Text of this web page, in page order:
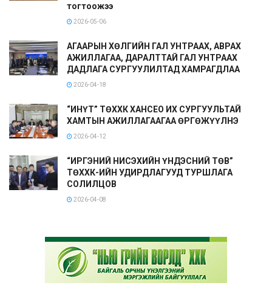
тогтоожээ
2026-05-06
АГААРЫН ХӨЛГИЙН ГАЛ УНТРААХ, АВРАХ
АЖИЛЛАГАА, ДАРАЛТТАЙ ГАЛ УНТРААХ
ДАДЛАГА СУРГУУЛИЛТАД ХАМРАГДЛАА
2026-04-18
“ИНҮТ” ТӨХХК ХАНСЕО ИХ СУРГУУЛЬТАЙ
ХАМТЫН АЖИЛЛАГААГАА ӨРГӨЖҮҮЛНЭ
2026-04-12
“ИРГЭНИЙ НИСЭХИЙН ҮНДЭСНИЙ ТӨВ”
ТӨХХК-ИЙН УДИРДЛАГУУД ТУРШЛАГА
СОЛИЛЦОВ
2026-04-08